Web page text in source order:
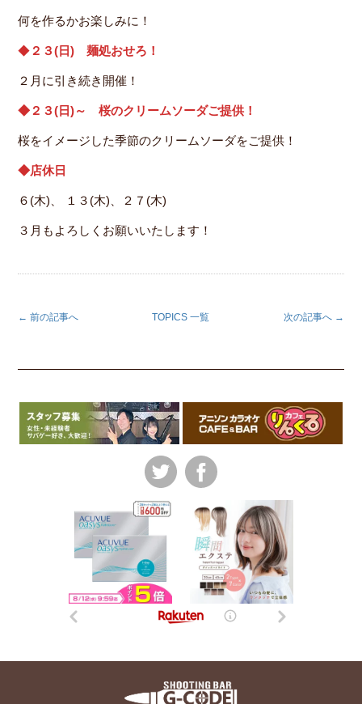
何を作るかお楽しみに！
◆ ２３(日) 麺処おせろ！
２月に引き続き開催！
◆２３(日)～ 桜のクリームソーダご提供！
桜をイメージした季節のクリームソーダをご提供！
◆店休日
６(木)、 １３(木)、２７(木)
３月もよろしくお願いいたします！
← 前の記事へ 次の記事へ →
TOPICS 一覧